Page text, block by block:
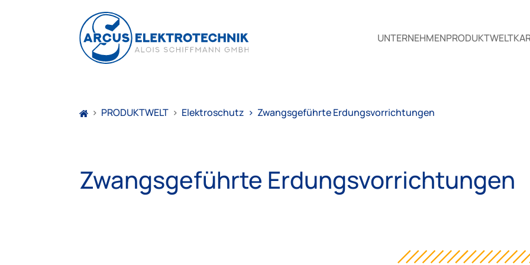
UNTERNEHMENPRODUKTWELT
> PRODUKTWELT > Elektroschutz > Zwangsgeführte Erdungsvorrichtungen
Zwangsgeführte Erdungsvorrichtungen